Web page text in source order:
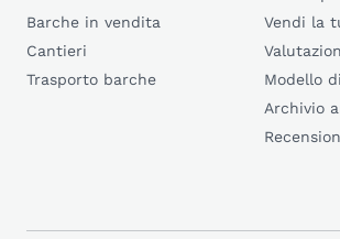
Barche in vendita
Cantieri
Trasporto barche
Vendi la
Modello
Archivio